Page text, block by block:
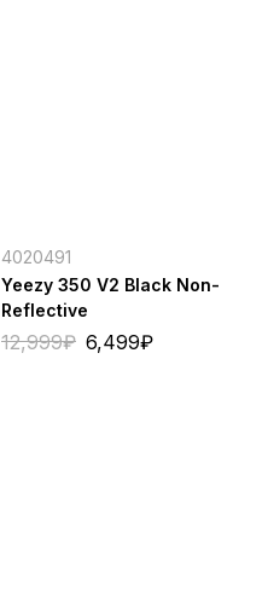
4020491
Yeezy 350 V2 Black Non-
Reflective
12,999₽ 6,499₽